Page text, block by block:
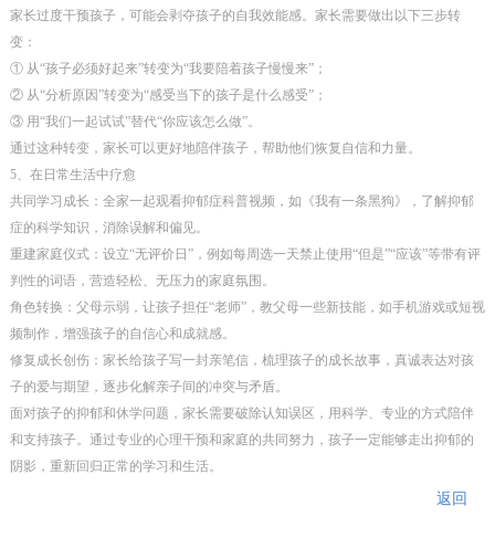
家长过度干预孩子，可能会剥夺孩子的自我效能感。家长需要做出以下三步转
变：
① 从“孩子必须好起来”转变为“我要陪着孩子慢慢来”；
② 从“分析原因”转变为“感受当下的孩子是什么感受”；
③ 用“我们一起试试”替代“你应该怎么做”。
通过这种转变，家长可以更好地陪伴孩子，帮助他们恢复自信和力量。
5、在日常生活中疗愈
共同学习成长：全家一起观看抑郁症科普视频，如《我有一条黑狗》，了解抑郁
症的科学知识，消除误解和偏见。
重建家庭仪式：设立“无评价日”，例如每周选一天禁止使用“但是”“应该”等带有评
判性的词语，营造轻松、无压力的家庭氛围。
角色转换：父母示弱，让孩子担任“老师”，教父母一些新技能，如手机游戏或短视
频制作，增强孩子的自信心和成就感。
修复成长创伤：家长给孩子写一封亲笔信，梳理孩子的成长故事，真诚表达对孩
子的爱与期望，逐步化解亲子间的冲突与矛盾。
面对孩子的抑郁和休学问题，家长需要破除认知误区，用科学、专业的方式陪伴
和支持孩子。通过专业的心理干预和家庭的共同努力，孩子一定能够走出抑郁的
阴影，重新回归正常的学习和生活。
返回